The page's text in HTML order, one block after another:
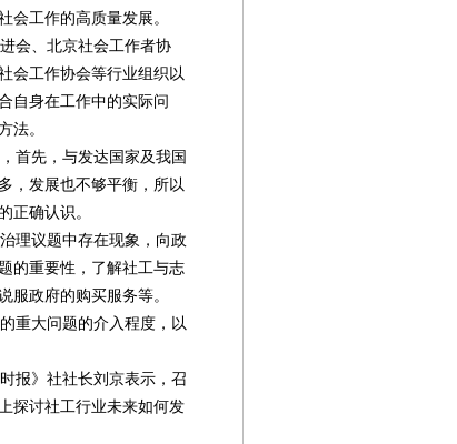
面报道
新闻
会工作的高质量发展。
会、北京社会工作者协
会工作协会等行业组织以
自身在工作中的实际问
法。
首先，与发达国家及我国
，发展也不够平衡，所以
正确认识。
理议题中存在现象，向政
的重要性，了解社工与志
服政府的购买服务等。
重大问题的介入程度，以
报》社社长刘京表示，召
探讨社工行业未来如何发